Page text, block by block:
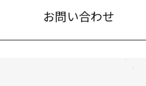
お問い合わせ